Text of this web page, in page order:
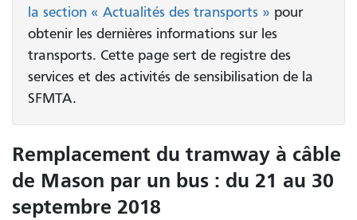
la section « Actualités des transports » pour
obtenir les dernières informations sur les
transports. Cette page sert de registre des
services et des activités de sensibilisation de la
SFMTA.
Remplacement du tramway à câble
de Mason par un bus : du 21 au 30
septembre 2018